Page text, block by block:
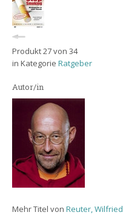
Produkt 27 von 34
in Kategorie Ratgeber
Autor/in
Mehr Titel von Reuter, Wilfried